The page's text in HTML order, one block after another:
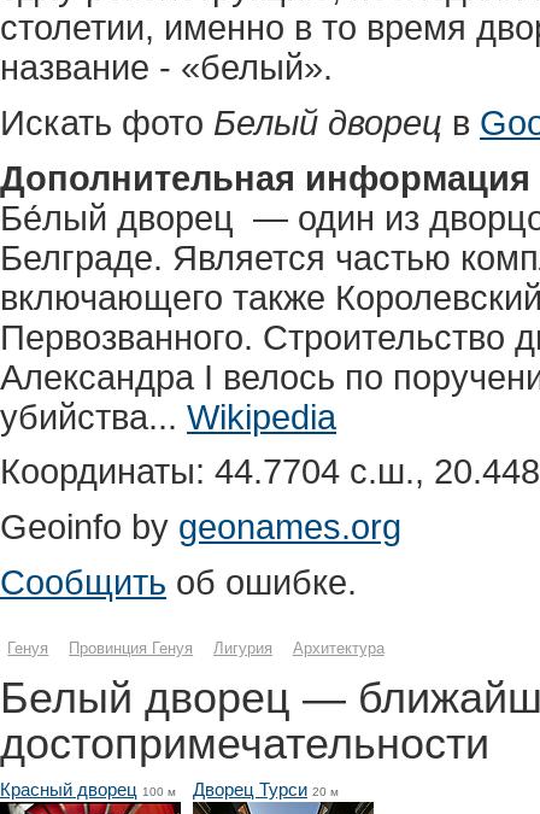
столетии, именно в то время
название - «белый».
Искать фото Белый дворец в
Дополнительная информация
Бе́лый дворец — один из
Белграде. Является частью
включающего также
Первозванного. Строительство
Александра I велось по
убийства... Wikipedia
Координаты: 44.7704 с.ш.,
Geoinfo by geonames.org
Сообщить об ошибке.
Генуя Провинция Генуя Лигурия Архитектура
Белый дворец —
достопримечательности
Красный дворец 100 м Дворец Турси 20 м